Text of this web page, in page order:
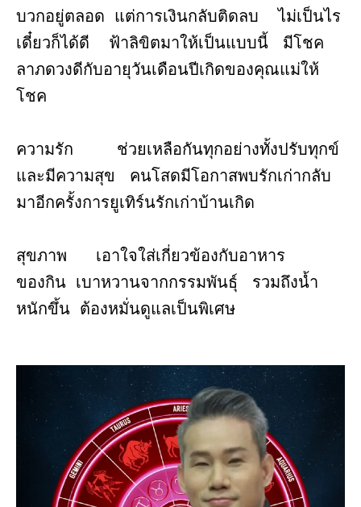
บวกอยู่ตลอด แต่การเงินกลับติดลบ ไม่เป็นไร
เดี๋ยวก็ได้ดี ฟ้าลิขิตมาให้เป็นแบบนี้ มีโชค
ลาภดวงดีกับอายุวันเดือนปีเกิดของคุณแม่ให้
โชค
ความรัก ช่วยเหลือกันทุกอย่างทั้งปรับทุกข์
และมีความสุข คนโสดมีโอกาสพบรักเก่ากลับ
มาอีกครั้งการยูเทิร์นรักเก่าบ้านเกิด
สุขภาพ เอาใจใส่เกี่ยวข้องกับอาหาร
ของกิน เบาหวานจากกรรมพันธุ์ รวมถึงน้ำ
หนักขึ้น ต้องหมั่นดูแลเป็นพิเศษ